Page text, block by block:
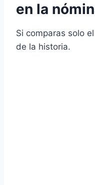
en la
Si comparas solo
de la historia.